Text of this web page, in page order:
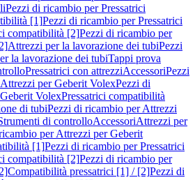
Pezzi di ricambio per Pressatrici
[1]Pezzi di ricambio per Pressatrici
compatibilità [2]Pezzi di ricambio per
Attrezzi per la lavorazione dei tubiPezzi
la lavorazione dei tubiTappi prova
Pressatrici con attrezziAccessoriPezzi
Attrezzi per Geberit VolexPezzi di
VolexPressatrici compatibilità
di tubiPezzi di ricambio per Attrezzi
di controlloAccessoriAttrezzi per
per Attrezzi per Geberit
[1]Pezzi di ricambio per Pressatrici
compatibilità [2]Pezzi di ricambio per
Compatibilità pressatrici [1] / [2]Pezzi di